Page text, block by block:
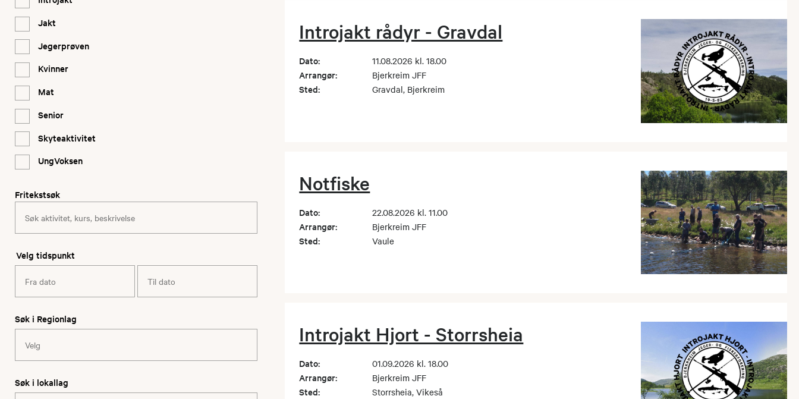
Jakt
Jegerprøven
Kvinner
Mat
Senior
Skyteaktivitet
UngVoksen
Fritekstsøk
Velg tidspunkt
Søk i Regionlag
Søk i lokallag
Introjakt rådyr - Gravdal
Dato: 11.08.2026 kl. 18.00
Arrangør: Bjerkreim JFF
Sted: Gravdal, Bjerkreim
Notfiske
Dato: 22.08.2026 kl. 11.00
Arrangør: Bjerkreim JFF
Sted: Vaule
Introjakt Hjort - Storrsheia
Dato: 01.09.2026 kl. 18.00
Arrangør: Bjerkreim JFF
Sted: Storrsheia, Vikeså